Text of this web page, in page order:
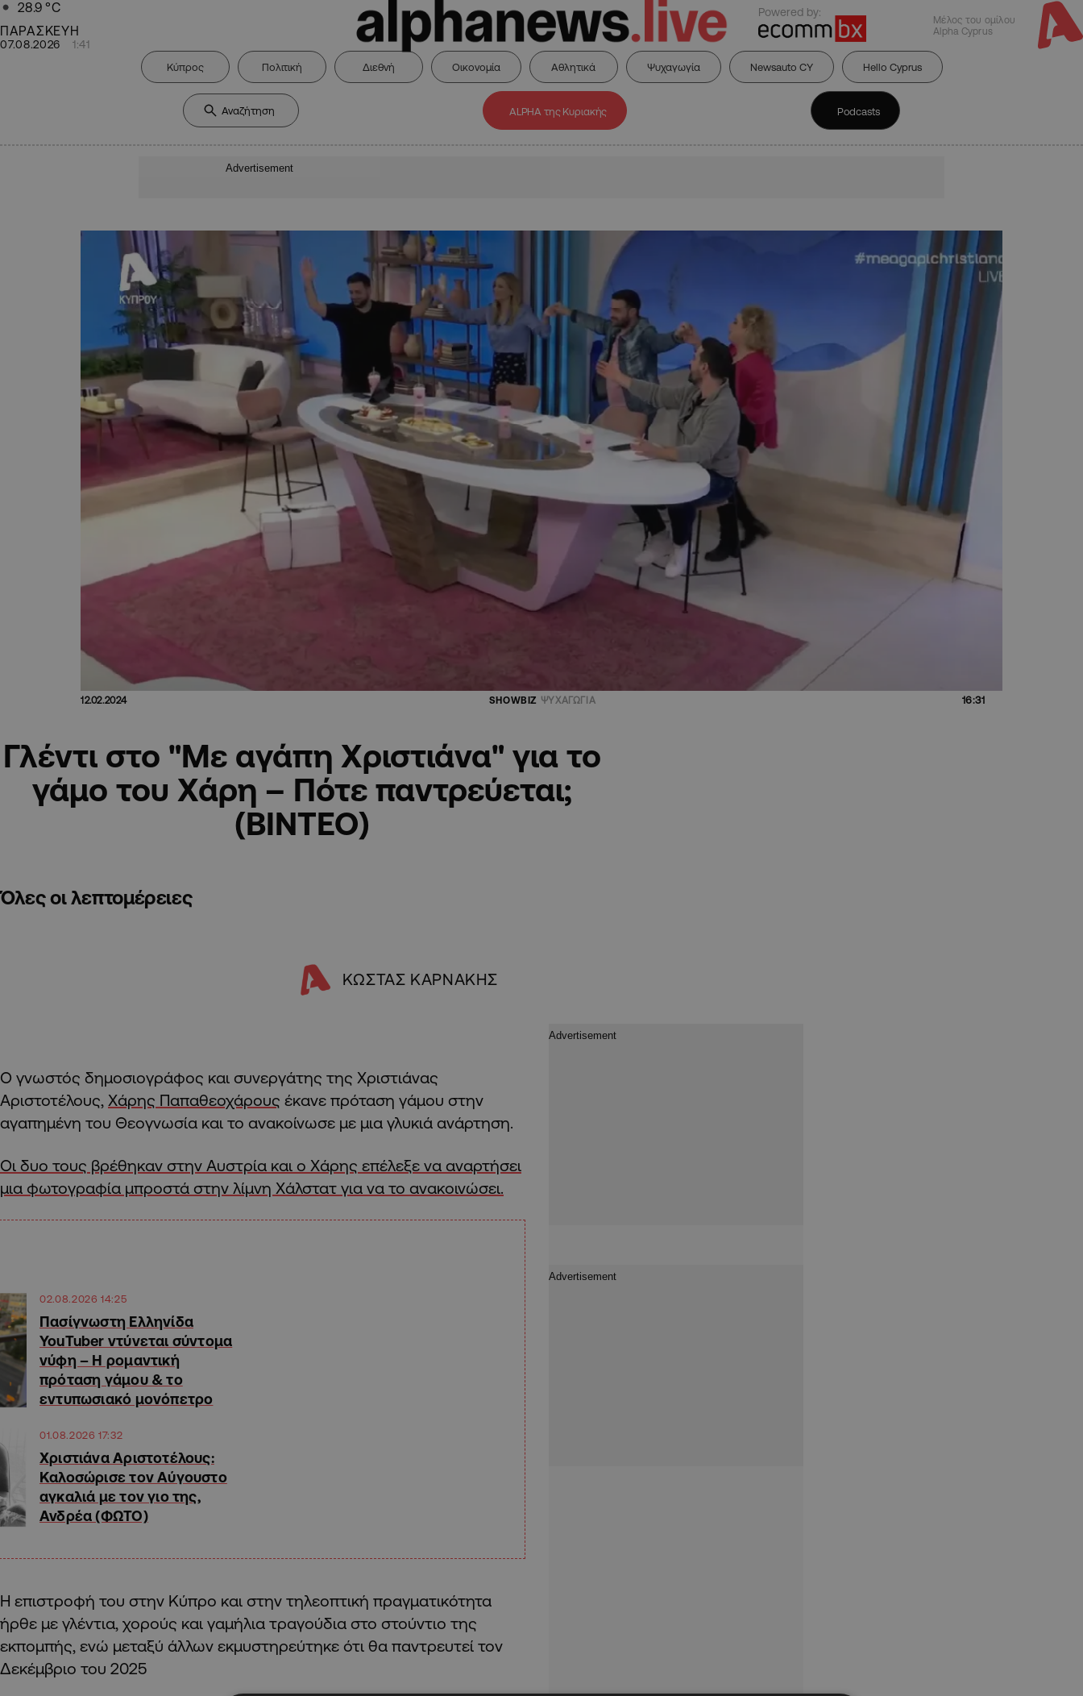
28.9 °C
ΠΑΡΑΣΚΕΥΗ
07.08.2026 1:41
Powered by:
Μέλος του ομίλου
Alpha Cyprus
Κύπρος Πολιτική Διεθνή Οικονομία Αθλητικά Ψυχαγωγία Newsauto CY Hello Cyprus
ALPHA της Κυριακής Podcasts
Advertisement
12.02.2024 SHOWBIZ ΨΥΧΑΓΩΓΙΑ 16:31
Γλέντι στο "Με αγάπη Χριστιάνα" για το
γάμο του Χάρη – Πότε παντρεύεται;
(ΒΙΝΤΕΟ)
Όλες οι λεπτομέρειες
ΚΩΣΤΑΣ ΚΑΡΝΑΚΗΣ
Ο γνωστός δημοσιογράφος και συνεργάτης της Χριστιάνας
Αριστοτέλους, Χάρης Παπαθεοχάρους έκανε πρόταση γάμου στην
αγαπημένη του Θεογνωσία και το ανακοίνωσε με μια γλυκιά ανάρτηση.
Οι δυο τους βρέθηκαν στην Αυστρία και ο Χάρης επέλεξε να αναρτήσει
μια φωτογραφία μπροστά στην λίμνη Χάλστατ για να το ανακοινώσει.
02.08.2026 14:25
Πασίγνωστη Ελληνίδα
YouTuber ντύνεται σύντομα
νύφη – Η ρομαντική
πρόταση γάμου & το
εντυπωσιακό μονόπετρο
01.08.2026 17:32
Χριστιάνα Αριστοτέλους:
Καλοσώρισε τον Αύγουστο
αγκαλιά με τον γιο της,
Ανδρέα (ΦΩΤΟ)
Η επιστροφή του στην Κύπρο και στην τηλεοπτική πραγματικότητα
ήρθε με γλέντια, χορούς και γαμήλια τραγούδια στο στούντιο της
εκπομπής, ενώ μεταξύ άλλων εκμυστηρεύτηκε ότι θα παντρευτεί τον
Δεκέμβριο του 2025